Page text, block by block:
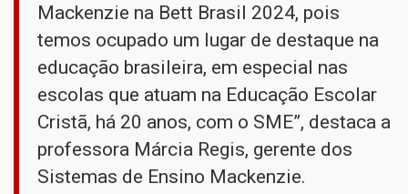
Mackenzie na Bett Brasil 2024, pois
temos ocupado um lugar de destaque na
educação brasileira, em especial nas
escolas que atuam na Educação Escolar
Cristã, há 20 anos, com o SME”, destaca a
professora Márcia Regis, gerente dos
Sistemas de Ensino Mackenzie.